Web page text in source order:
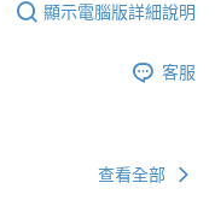
顯示電腦版詳細說明
客服
查看全部